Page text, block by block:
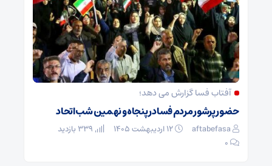
آفتاب فسا گزارش می دهد؛
حضور پرشور مردم فسا در پنجاه و نهمین شب اتحاد
aftabefasa
۰